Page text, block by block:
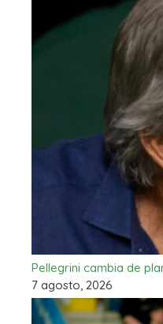
Pellegrini cambia de
7 agosto, 2026